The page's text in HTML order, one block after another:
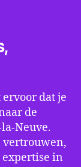
dat je
de
Neuve.
vertrouwen,
in